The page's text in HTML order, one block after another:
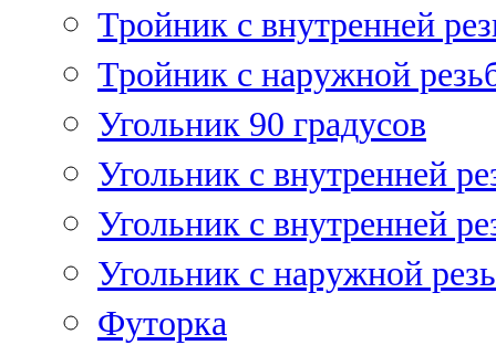
Тройник с внутренней
Тройник с наружной
Угольник 90 градусов
Угольник c внутренней
Угольник с внутренней
Угольник с наружной
Футорка